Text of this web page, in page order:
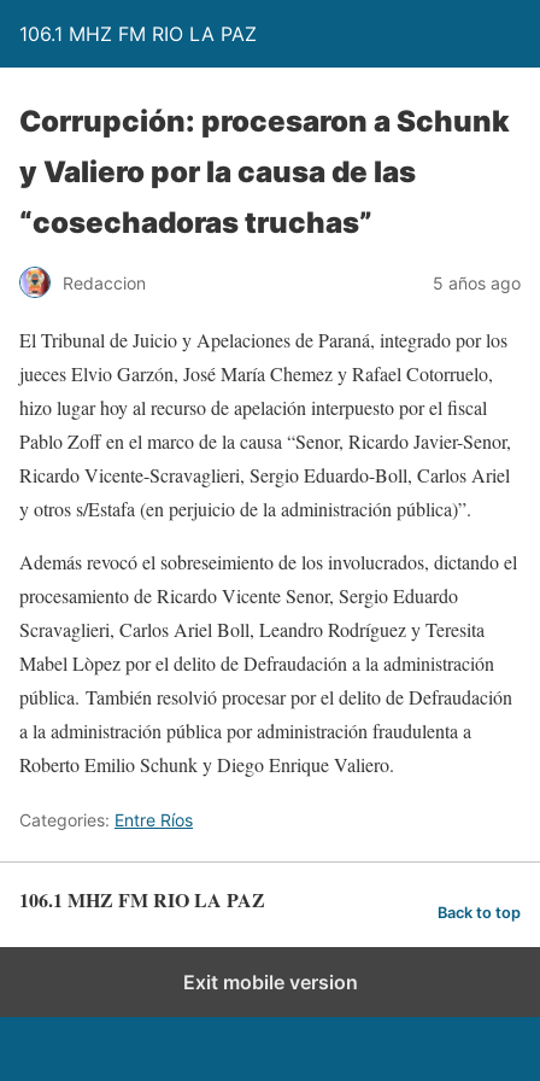
106.1 MHZ FM RIO LA PAZ
Corrupción: procesaron a Schunk
y Valiero por la causa de las
“cosechadoras truchas”
Redaccion 5 años ago
El Tribunal de Juicio y Apelaciones de Paraná, integrado por los
jueces Elvio Garzón, José María Chemez y Rafael Cotorruelo,
hizo lugar hoy al recurso de apelación interpuesto por el fiscal
Pablo Zoff en el marco de la causa “Senor, Ricardo Javier-Senor,
Ricardo Vicente-Scravaglieri, Sergio Eduardo-Boll, Carlos Ariel
y otros s/Estafa (en perjuicio de la administración pública)”.
Además revocó el sobreseimiento de los involucrados, dictando el
procesamiento de Ricardo Vicente Senor, Sergio Eduardo
Scravaglieri, Carlos Ariel Boll, Leandro Rodríguez y Teresita
Mabel Lòpez por el delito de Defraudación a la administración
pública. También resolvió procesar por el delito de Defraudación
a la administración pública por administración fraudulenta a
Roberto Emilio Schunk y Diego Enrique Valiero.
Categories: Entre Ríos
106.1 MHZ FM RIO LA PAZ Back to top
Exit mobile version